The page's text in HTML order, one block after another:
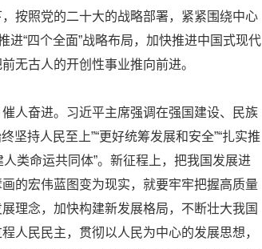
按照党的二十大的战略部署，紧紧围绕中心
进“四个全面”战略布局，加快推进中国式现代
无古人的开创性事业推向前进。
人奋进。习近平主席强调在强国建设、民族
坚持人民至上”“更好统筹发展和安全”“扎实推
人类命运共同体”。新征程上，把我国发展进
的宏伟蓝图变为现实，就要牢牢把握高质量
理念，加快构建新发展格局，不断壮大我国
人民民主，贯彻以人民为中心的发展思想，